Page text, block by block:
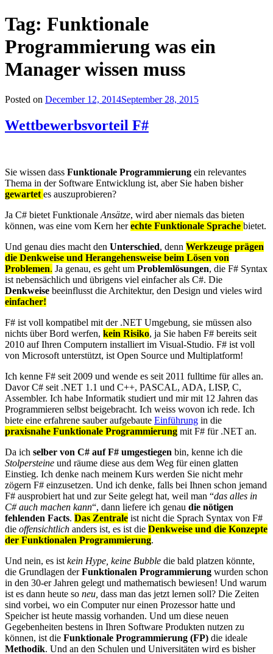
Tag: Funktionale
Programmierung was ein
Manager wissen muss
Posted on December 12, 2014September 28, 2015
Wettbewerbsvorteil F#
Sie wissen dass Funktionale Programmierung ein relevantes
Thema in der Software Entwicklung ist, aber Sie haben bisher
gewartet es auszuprobieren?
Ja C# bietet Funktionale Ansätze, wird aber niemals das bieten
können, was eine vom Kern herechte Funktionale Sprache bietet.
Und genau dies macht den Unterschied, denn Werkzeuge prägen
die Denkweise und Herangehensweise beim Lösen von
Problemen. Ja genau, es geht um Problemlösungen, die F# Syntax
ist nebensächlich und übrigens viel einfacher als C#. Die
Denkweise beeinflusst die Architektur, den Design und vieles wird
einfacher!
F# ist voll kompatibel mit der .NET Umgebung, sie müssen also
nichts über Bord werfen, kein Risiko, ja Sie haben F# bereits seit
2010 auf Ihren Computern installiert im Visual-Studio. F# ist voll
von Microsoft unterstützt, ist Open Source und Multiplatform!
Ich kenne F# seit 2009 und wende es seit 2011 fulltime für alles an.
Davor C# seit .NET 1.1 und C++, PASCAL, ADA, LISP, C,
Assembler. Ich habe Informatik studiert und mir mit 12 Jahren das
Programmieren selbst beigebracht. Ich weiss wovon ich rede. Ich
biete eine erfahrene sauber aufgebaute Einführung in die
praxisnahe Funktionale Programmierung mit F# für .NET an.
Da ich selber von C# auf F# umgestiegen bin, kenne ich die
Stolpersteine und räume diese aus dem Weg für einen glatten
Einstieg. Ich denke nach meinem Kurs werden Sie nicht mehr
zögern F# einzusetzen. Und ich denke, falls bei Ihnen schon jemand
F# ausprobiert hat und zur Seite gelegt hat, weil man “das alles in
C# auch machen kann“, dann liefere ich genau die nötigen
fehlenden Facts. Das Zentrale ist nicht die Sprach Syntax von F#
die offensichtlich anders ist, es ist die Denkweise und die Konzepte
der Funktionalen Programmierung.
Und nein, es ist kein Hype, keine Bubble die bald platzen könnte,
die Grundlagen derFunktionalen Programmierung wurden schon
in den 30-er Jahren gelegt und mathematisch bewiesen! Und warum
ist es dann heute so neu, dass man das jetzt lernen soll? Die Zeiten
sind vorbei, wo ein Computer nur einen Prozessor hatte und
Speicher ist heute massig vorhanden. Und um diese neuen
Gegebenheiten bestens in Ihren Software Produkten nutzen zu
können, ist die Funktionale Programmierung (FP) die ideale
Methodik. Und an den Schulen und Universitäten wird es bisher